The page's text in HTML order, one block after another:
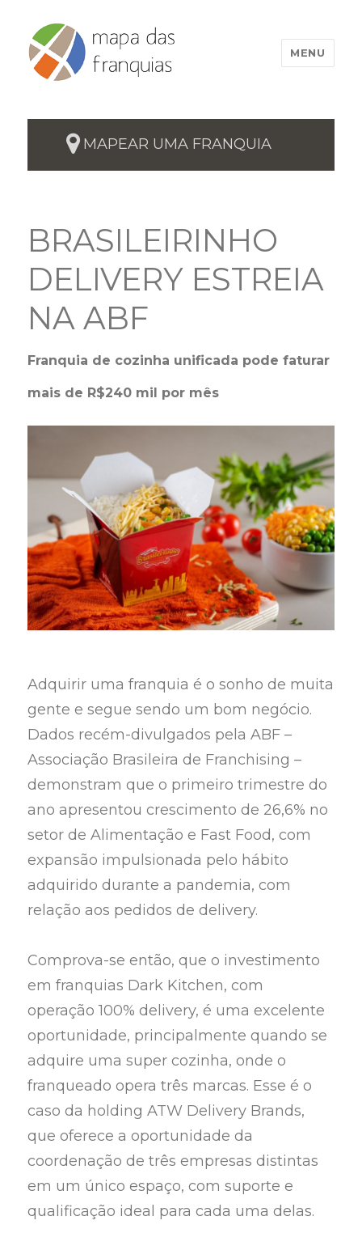
MENU
MAPEAR UMA FRANQUIA
BRASILEIRINHO
DELIVERY ESTREIA
NA ABF
Franquia de cozinha unificada pode faturar
mais de R$240 mil por mês
Adquirir uma franquia é o sonho de muita
gente e segue sendo um bom negócio.
Dados recém-divulgados pela ABF –
Associação Brasileira de Franchising –
demonstram que o primeiro trimestre do
ano apresentou crescimento de 26,6% no
setor de Alimentação e Fast Food, com
expansão impulsionada pelo hábito
adquirido durante a pandemia, com
relação aos pedidos de delivery.
Comprova-se então, que o investimento
em franquias Dark Kitchen, com
operação 100% delivery, é uma excelente
oportunidade, principalmente quando se
adquire uma super cozinha, onde o
franqueado opera três marcas. Esse é o
caso da holding ATW Delivery Brands,
que oferece a oportunidade da
coordenação de três empresas distintas
em um único espaço, com suporte e
qualificação ideal para cada uma delas.